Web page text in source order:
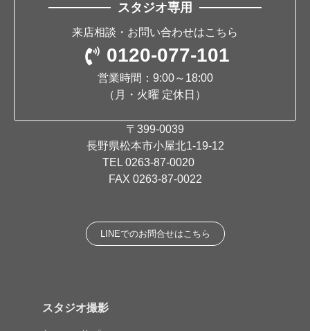
スタジオ専用
来店相談・お問い合わせはこちら
0120-077-101
営業時間：9:00～18:00
（月・火曜 定休日）
〒399-0039
長野県松本市小屋北1-19-12
TEL 0263-87-0020
FAX 0263-87-0022
LINEでのお問合せはこちら
スタジオ撮影